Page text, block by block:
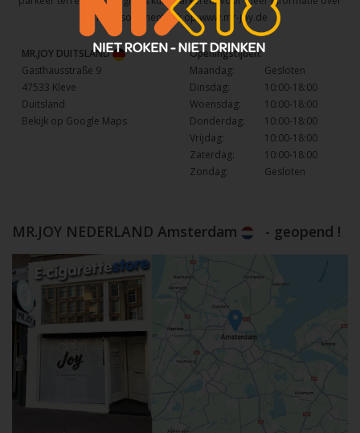
het assortiment kijk opwww.mr-joy.de
MR.JOY DUITSLAND
Gasthausstraße 9
47533 Kleve
Duitsland
Bekijk op Google Maps
Openingstijden:
Maandag:
Gesloten
Dinsdag:
10:00-18:00
Woensdag:
10:00-18:00
Donderdag:
10:00-18:00
Vrijdag:
10:00-18:00
Zaterdag:
10:00-18:00
Zondag:
Gesloten
MR.JOY NEDERLAND Amsterdam - geopend !